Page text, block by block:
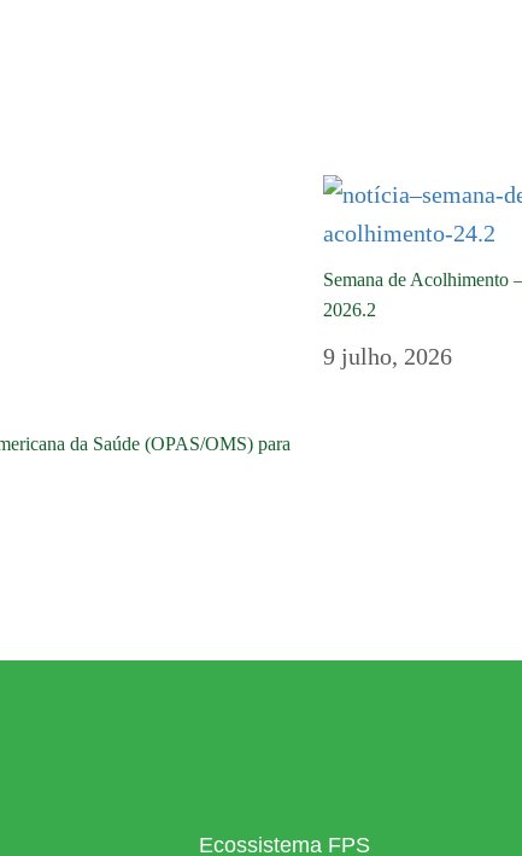
da Saúde (OPAS/OMS) para
Semana de Acolhimento –
2026.2
9 julho, 2026
Ecossistema FPS